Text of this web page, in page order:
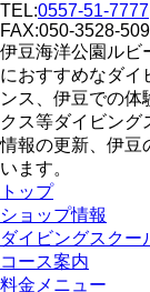
TEL:0557-51-7777
FAX:050-3528-
伊豆海洋公園ルビ
におすすめなダイ
ンス、伊豆での体
クス等ダイビン
情報の更新、伊豆
います。
トップ
ショップ情報
ダイビングスクー
コース案内
料金メニュー